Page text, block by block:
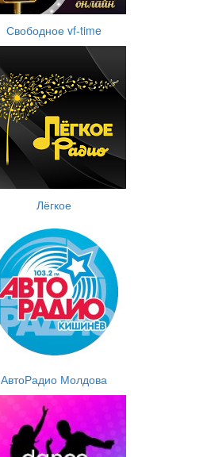
Свободное vf-time
Лёгкое
АвтоРадио Молдова